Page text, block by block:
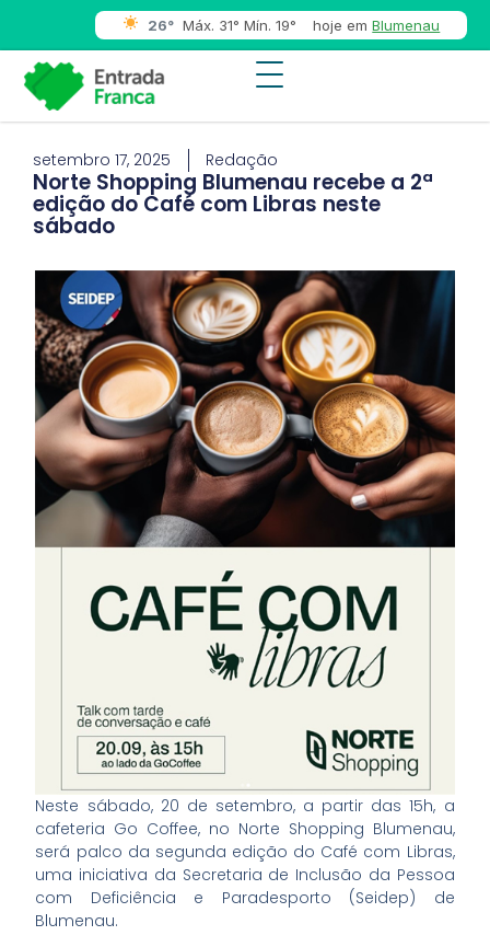
26° Máx. 31° Mín. 19° hoje em Blumenau
setembro 17, 2025 Redação
Norte Shopping Blumenau recebe a 2ª
edição do Café com Libras neste
sábado
Neste sábado, 20 de setembro, a partir das 15h, a
cafeteria Go Coffee, no Norte Shopping Blumenau,
será palco da segunda edição do Café com Libras,
uma iniciativa da Secretaria de Inclusão da Pessoa
com Deficiência e Paradesporto (Seidep) de
Blumenau.